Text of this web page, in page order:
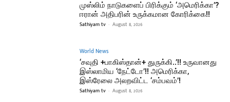
முஸ்லிம் நாடுகளைப் பிரிக்கும் ‘அமெரிக்கா’?
ஈரான் அதிபரின் உருக்கமான கோரிக்கை!!
Sathiyam tv - August 8, 2026
World News
‘சவுதி +பாகிஸ்தான்+ துருக்கி..’!! உருவானது
இஸ்லாமிய ‘நேட்டோ’!! அமெரிக்கா,
இஸ்ரேலை அலறவிட்ட ‘சம்பவம்’!
Sathiyam tv - August 8, 2026